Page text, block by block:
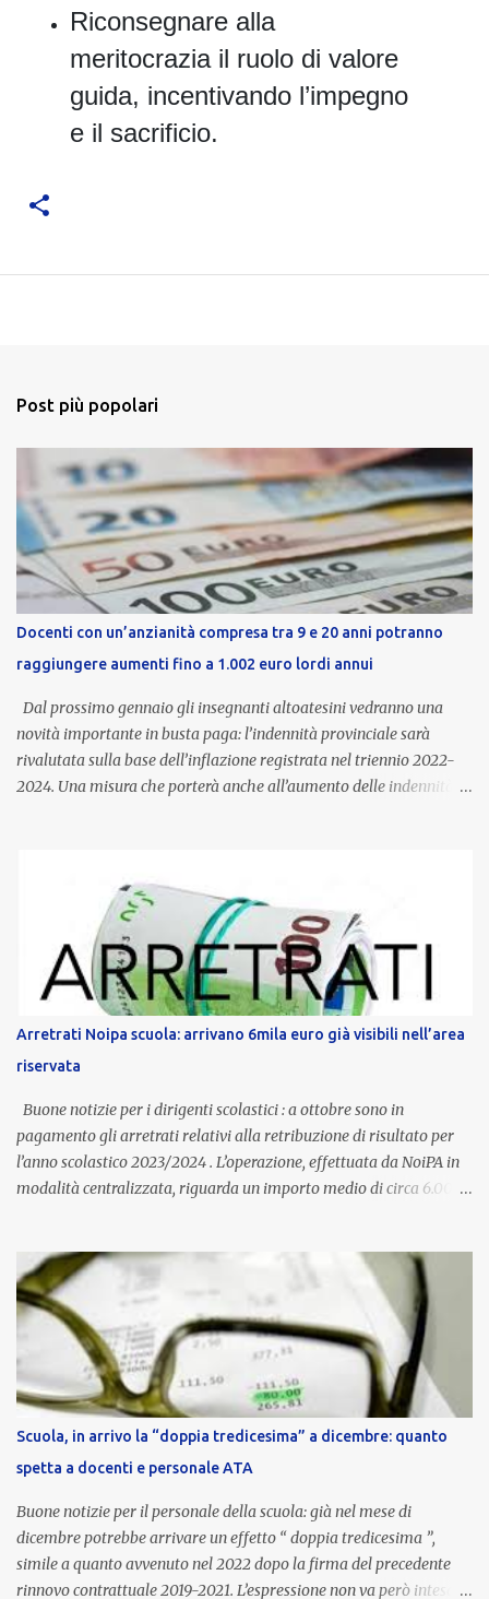
Riconsegnare alla
meritocrazia il ruolo di valore
guida, incentivando l’impegno
e il sacrificio.
Post più popolari
Docenti con un’anzianità compresa tra 9 e 20 anni potranno
raggiungere aumenti fino a 1.002 euro lordi annui
Dal prossimo gennaio gli insegnanti altoatesini vedranno una
novità importante in busta paga: l’indennità provinciale sarà
rivalutata sulla base dell’inflazione registrata nel triennio 2022-
2024. Una misura che porterà anche all’aumento delle indennità di
dedicato alle donne vittime di violenza di genere, in linea con la
normativa nazionale e con l’obiettivo di offrire maggiore tutela e
supporto in situazioni delicate. L’indennità provinciale per i docenti
è un unicum in Italia: si tratta di una misura esclusiva della
Provincia autonoma di Bolzano, che integra in maniera stabile lo
stipendio nazionale grazie alle prerogative garantite
dall’autonomia locale. Non è un bonus temporaneo né un
compenso accessorio, ma una voce strutturale di retribuzione,
aggiornata periodicamente in base al cost...
Arretrati Noipa scuola: arrivano 6mila euro già visibili nell’area
riservata
Buone notizie per i dirigenti scolastici : a ottobre sono in
pagamento gli arretrati relativi alla retribuzione di risultato per
l’anno scolastico 2023/2024 . L’operazione, effettuata da NoiPA in
modalità centralizzata, riguarda un importo medio di circa 6.000
ordinaria di ottobre . Cos’è la retribuzione di risultato La
retribuzione di risultato rappresenta la parte variabile dello
stipendio dei dirigenti scolastici. Viene corrisposta per valorizzare
la qualità dell’attività svolta, la gestione delle risorse e il
raggiungimento degli obiettivi fissati dal Ministero dell’Istruzione
e del Merito (MIM) . Per l’anno scolastico 2023/2024, il MIM ha
completato la procedura di valutazione e trasmesso i dati a NoiPA,
che ha poi disposto la liquidazione automatica in busta paga . Gli
importi e le trattenute L’importo medio lordo riconosciuto è di 6....
Scuola, in arrivo la “doppia tredicesima” a dicembre: quanto
spetta a docenti e personale ATA
Buone notizie per il personale della scuola: già nel mese di
dicembre potrebbe arrivare un effetto “ doppia tredicesima ”,
simile a quanto avvenuto nel 2022 dopo la firma del precedente
rinnovo contrattuale 2019-2021. L’espressione non va però intesa in